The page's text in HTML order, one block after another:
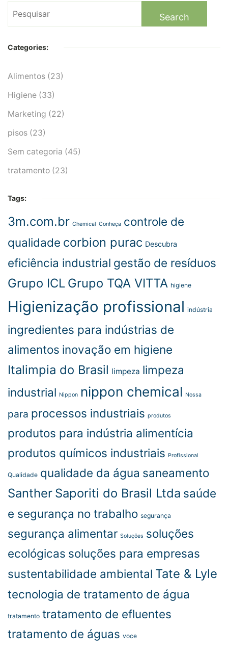
Search
for:
Categories:
Alimentos (23)
Higiene (33)
Marketing (22)
pisos (23)
Sem categoria (45)
tratamento (23)
Tags:
3m.com.br Chemical Conheça controle de
qualidade corbion purac Descubra
eficiência industrial gestão de resíduos
Grupo ICL Grupo TQA VITTA higiene
Higienização profissional indústria
ingredientes para indústrias de
alimentos inovação em higiene
Italimpia do Brasil limpeza limpeza
industrial Nippon nippon chemical Nossa
para processos industriais produtos
produtos para indústria alimentícia
produtos químicos industriais Profissional
Qualidade qualidade da água saneamento
Santher Saporiti do Brasil Ltda saúde
e segurança no trabalho segurança
segurança alimentar Soluções soluções
ecológicas soluções para empresas
sustentabilidade ambiental Tate & Lyle
tecnologia de tratamento de água
tratamento tratamento de efluentes
tratamento de águas voce